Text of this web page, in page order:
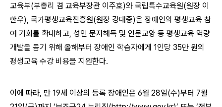
교육부(부총리 겸 교육부장관 이주호)와 국립특수교육원(원장 이
한우), 국가평생교육진흥원(원장 강대중)은 장애인의 평생교육 참
여 기회를 확대하고, 성인 문자해득 및 인문교양 등 평생교육 역량
개발을 돕기 위해 올해부터 장애인 학습자에게 1인당 35만 원의
평생교육 수강 비용을 지원한다.
이에 따라, 만 19세 이상의 등록 장애인은 6월 28일(수)부터 7월